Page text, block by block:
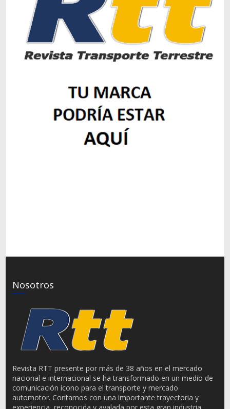
Nosotros
Revista RTT presente por más de 38 años en el mercado
nacional e internacional se ha transformado en un medio de
comunicación ícono para el transporte y mercado
automotor. Contamos con una importante trayectoria y